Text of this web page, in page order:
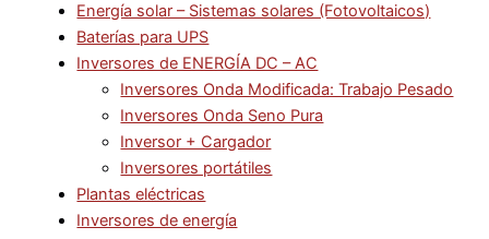
Energía solar – Sistemas solares (Fotovoltaicos)
Baterías para UPS
Inversores de ENERGÍA DC – AC
Inversores Onda Modificada: Trabajo Pesado
Inversores Onda Seno Pura
Inversor + Cargador
Inversores portátiles
Plantas eléctricas
Inversores de energía